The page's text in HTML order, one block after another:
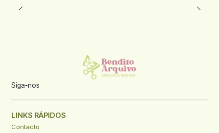
Siga-nos
LINKS RÁPIDOS
Contacto